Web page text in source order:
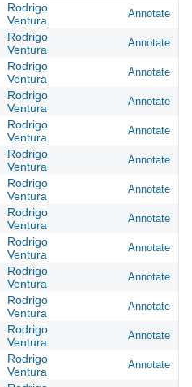
Rodrigo
Ventura
Annotate
Rodrigo
Ventura
Annotate
Rodrigo
Ventura
Annotate
Rodrigo
Ventura
Annotate
Rodrigo
Ventura
Annotate
Rodrigo
Ventura
Annotate
Rodrigo
Ventura
Annotate
Rodrigo
Ventura
Annotate
Rodrigo
Ventura
Annotate
Rodrigo
Ventura
Annotate
Rodrigo
Ventura
Annotate
Rodrigo
Ventura
Annotate
Rodrigo
Ventura
Annotate